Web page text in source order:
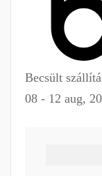
Becsült
08 - 12 aug,